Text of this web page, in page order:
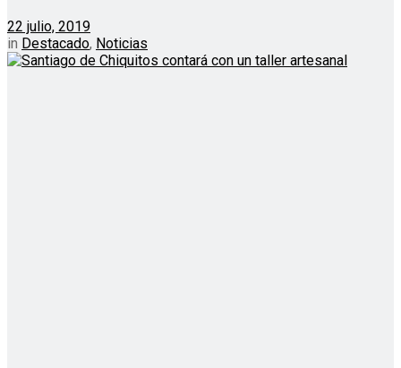
22 julio, 2019
in Destacado, Noticias